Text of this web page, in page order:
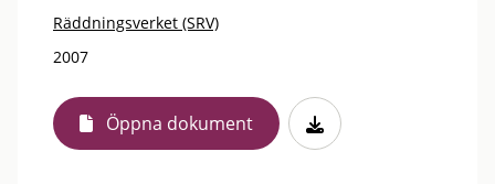
Räddningsverket (SRV)
2007
Öppna dokument